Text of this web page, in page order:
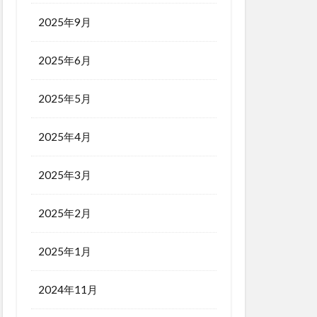
2025年9月
2025年6月
2025年5月
2025年4月
2025年3月
2025年2月
2025年1月
2024年11月